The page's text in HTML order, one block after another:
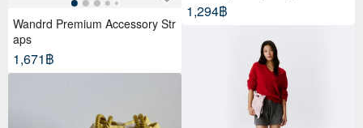
Wandrd Premium Accessory Str
aps
1,671฿
1,294฿